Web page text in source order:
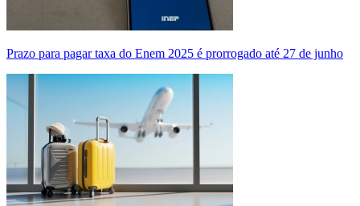
Prazo para pagar taxa do Enem 2025 é prorrogado até 27 de junho